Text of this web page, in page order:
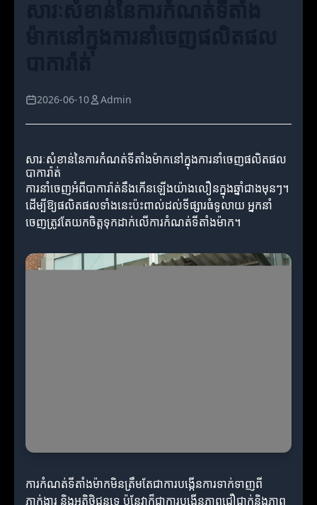
2026-06-10 Admin
សារៈសំខាន់នៃការកំណត់ទីតាំងម៉ាកនៅក្នុងការនាំចេញផលិតផល
បាការ៉ាត់
ការនាំចេញអំពីបាការ៉ាត់នឹងកើនឡើងយ៉ាងលឿនក្នុងឆ្នាំជាងមុនៗ។
ដើម្បីឱ្យផលិតផលទាំងនេះប៉ះពាល់ដល់ទីផ្សារធំទូលាយ អ្នកនាំ
ចេញត្រូវតែយកចិត្តទុកដាក់លើការកំណត់ទីតាំងម៉ាក។
ការកំណត់ទីតាំងម៉ាកមិនត្រឹមតែជាការបង្កើនការទាក់ទាញពី
ភ្នាក់ងារ និងអតិថិជនទេ ប៉ុន្តែវាក៏ជាការបង្កើនភាពជឿជាក់និងភាព